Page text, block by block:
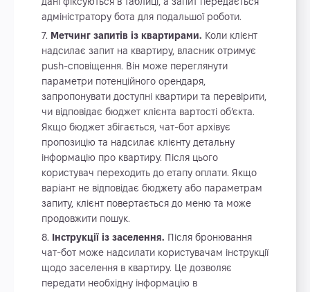
адміністратору бота для подальшої роботи.
Метчинг запитів із квартирами. Коли клієнт
надсилає запит на квартиру, власник отримує
push-сповіщення. Він може переглянути
параметри потенційного орендаря,
запропонувати доступні квартири та перевірити,
чи відповідає бюджет клієнта вартості об’єкта.
Якщо бюджет збігається, чат-бот архівує
пропозицію та надсилає клієнту детальну
інформацію про квартиру. Після цього
користувач переходить до етапу оплати. Якщо
варіант не відповідає бюджету або параметрам
запиту, клієнт повертається до меню та може
продовжити пошук.
Інструкції із заселення. Після бронювання
чат-бот може надсилати користувачам інструкції
щодо заселення в квартиру. Це дозволяє
передати необхідну інформацію в